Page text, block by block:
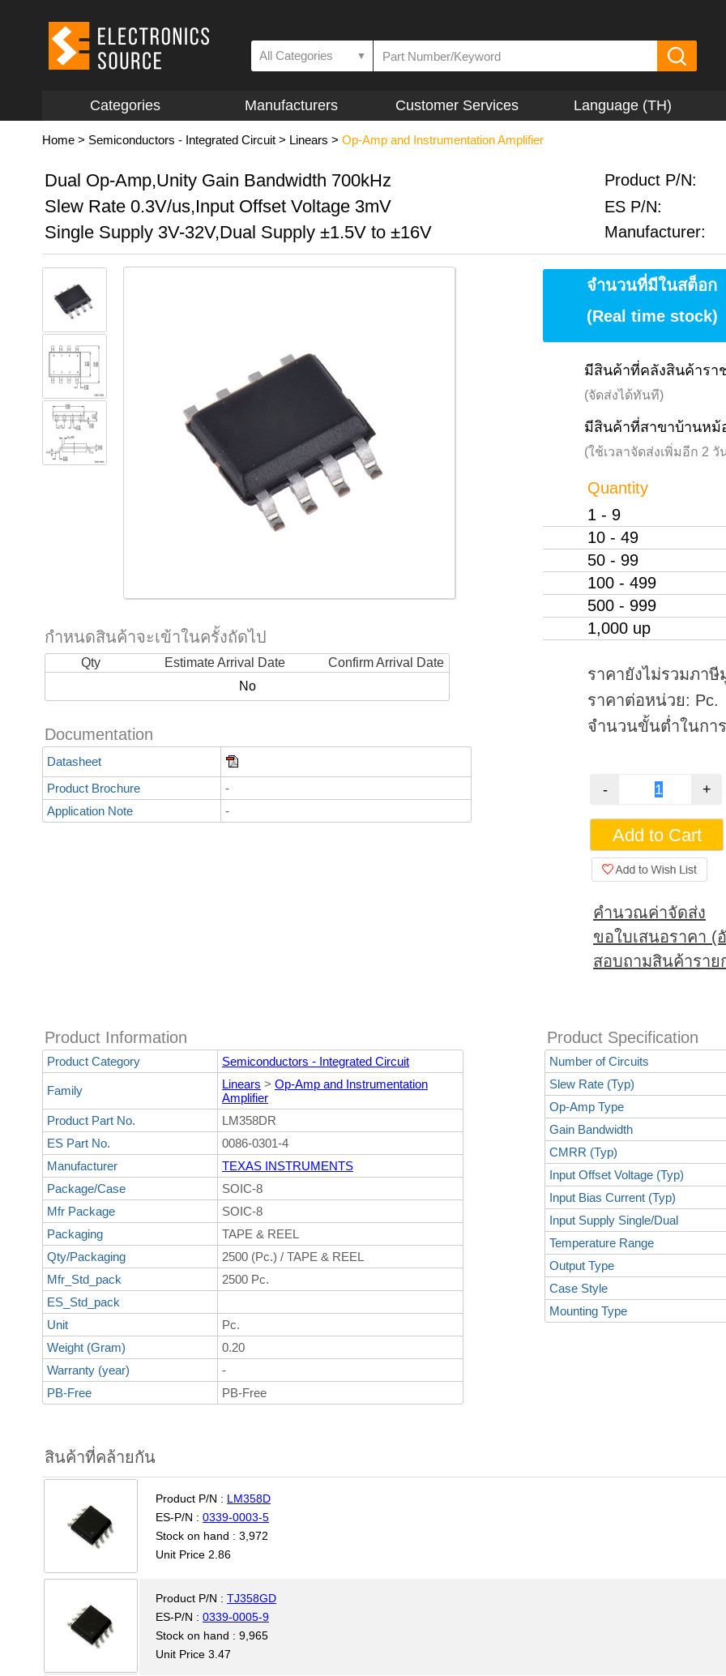
All Categories ▼
Categories Manufacturers Customer Services Language (TH)
Home > Semiconductors - Integrated Circuit > Linears > Op-Amp and Instrumentation Amplifier
Dual Op-Amp,Unity Gain Bandwidth 700kHz Product P/N:
Slew Rate 0.3V/us,Input Offset Voltage 3mV ES P/N:
Single Supply 3V-32V,Dual Supply ±1.5V to ±16V Manufacturer:
กำหนดสินค้าจะเข้าในครั้งถัดไป
Qty Estimate Arrival Date
Confirm Arrival Date
No
Documentation
Datasheet
Product Brochure
-
Application Note
-
จำนวนที่มีในสต็อก
(Real time stock)
มีสินค้าที่คลังสินค้ารา
(จัดส่งได้ทันที)
มีสินค้าที่สาขาบ้านหม้
(ใช้เวลาจัดส่งเพิ่มอีก 2 วั
Quantity
1 - 9
10 - 49
50 - 99
100 - 499
500 - 999
1,000 up
ราคายังไม่รวมภาษี
ราคาต่อหน่วย: Pc.
จำนวนขั้นต่ำในกา
คำนวณค่าจัดส่ง
ขอใบเสนอราคา (
สอบถามสินค้าราย
Product Information
Product Category Semiconductors - Integrated Circuit
Family Linears > Op-Amp and Instrumentation
Amplifier
Product Part No.
LM358DR
ES Part No.
0086-0301-4
Manufacturer
TEXAS INSTRUMENTS
Package/Case
SOIC-8
Mfr Package
SOIC-8
Packaging
TAPE & REEL
Qty/Packaging
2500 (Pc.) / TAPE & REEL
Mfr_Std_pack
2500 Pc.
ES_Std_pack
Unit
Pc.
Weight (Gram)
0.20
Warranty (year)
-
PB-Free
PB-Free
Product Specification
Number of Circuits
Slew Rate (Typ)
Op-Amp Type
Gain Bandwidth
CMRR (Typ)
Input Offset Voltage (Typ)
Input Bias Current (Typ)
Input Supply Single/Dual
Temperature Range
Output Type
Case Style
Mounting Type
สินค้าที่คล้ายกัน
Product P/N : LM358D
ES-P/N : 0339-0003-5
Stock on hand : 3,972
Unit Price 2.86
Product P/N : TJ358GD
ES-P/N : 0339-0005-9
Stock on hand : 9,965
Unit Price 3.47